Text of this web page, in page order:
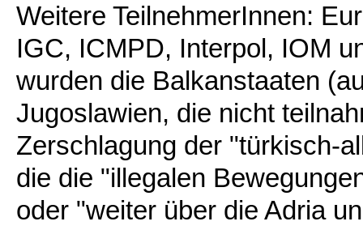
Weitere TeilnehmerInnen:
IGC, ICMPD, Interpol, IOM
wurden die Balkanstaaten
Jugoslawien, die nicht
Zerschlagung der "türkisch-
die die "illegalen
oder "weiter über die Adria